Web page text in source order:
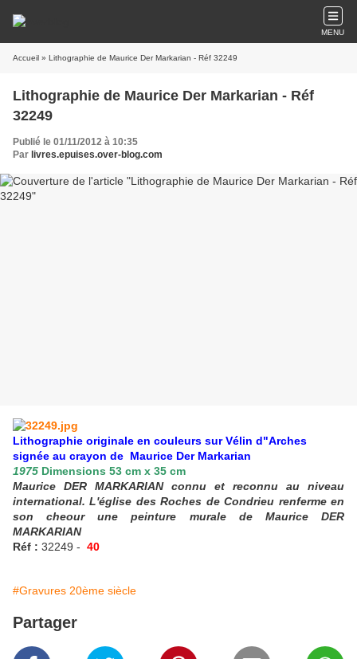
MENU
Accueil » Lithographie de Maurice Der Markarian - Réf 32249
Lithographie de Maurice Der Markarian - Réf
32249
Publié le 01/11/2012 à 10:35
Par livres.epuises.over-blog.com
Lithographie originale en couleurs sur Vélin d"Arches
signée au crayon de Maurice Der Markarian
1975 Dimensions 53 cm x 35 cm
Maurice DER MARKARIAN connu et reconnu au niveau
international. L'église des Roches de Condrieu renferme en
son cheour une peinture murale de Maurice DER
MARKARIAN
Réf : 32249 - 40
#Gravures 20ème siècle
Partager